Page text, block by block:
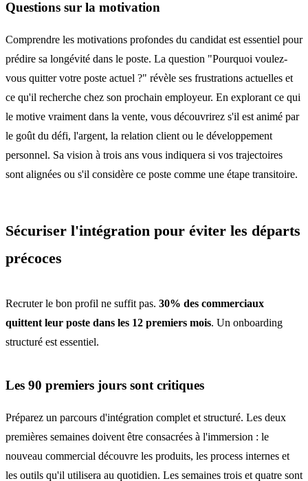
Questions sur la motivation
Comprendre les motivations profondes du candidat est essentiel pour
prédire sa longévité dans le poste. La question "Pourquoi voulez-
vous quitter votre poste actuel ?" révèle ses frustrations actuelles et
ce qu'il recherche chez son prochain employeur. En explorant ce qui
le motive vraiment dans la vente, vous découvrirez s'il est animé par
le goût du défi, l'argent, la relation client ou le développement
personnel. Sa vision à trois ans vous indiquera si vos trajectoires
sont alignées ou s'il considère ce poste comme une étape transitoire.
Sécuriser l'intégration pour éviter les départs
précoces
Recruter le bon profil ne suffit pas. 30% des commerciaux
quittent leur poste dans les 12 premiers mois. Un onboarding
structuré est essentiel.
Les 90 premiers jours sont critiques
Préparez un parcours d'intégration complet et structuré. Les deux
premières semaines doivent être consacrées à l'immersion : le
nouveau commercial découvre les produits, les process internes et
les outils qu'il utilisera au quotidien. Les semaines trois et quatre sont